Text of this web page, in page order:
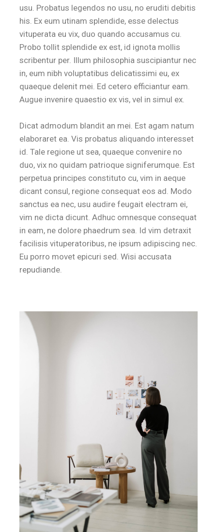
usu. Probatus legendos no usu, no eruditi debitis
his. Ex eum utinam splendide, esse delectus
vituperata eu vix, duo quando accusamus cu.
Probo tollit splendide ex est, id ignota mollis
scribentur per. Illum philosophia suscipiantur nec
in, eum nibh voluptatibus delicatissimi eu, ex
quaeque delenit mei. Ed cetero efficiantur eam.
Augue invenire quaestio ex vis, vel in simul ex.
Dicat admodum blandit an mei. Est agam natum
elaboraret ea. Vis probatus aliquando interesset
id. Tale regione ut sea, quaeque convenire no
duo, vix no quidam patrioque signiferumque. Est
perpetua principes constituto cu, vim in aeque
dicant consul, regione consequat eos ad. Modo
sanctus ea nec, usu audire feugait electram ei,
vim ne dicta dicunt. Adhuc omnesque consequat
in eam, ne dolore phaedrum sea. Id vim detraxit
facilisis vituperatoribus, ne ipsum adipiscing nec.
Eu porro movet epicuri sed. Wisi accusata
repudiande.